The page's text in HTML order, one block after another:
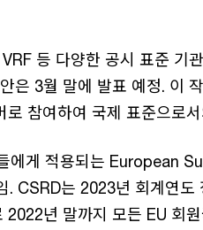
등 다양한 공시 표준 기
은 3월 말에 발표 예정. 이
로 참여하여 국제 표준으로
에게 적용되는 European
CSRD는 2023년 회계연도
2022년 말까지 모든 EU 회